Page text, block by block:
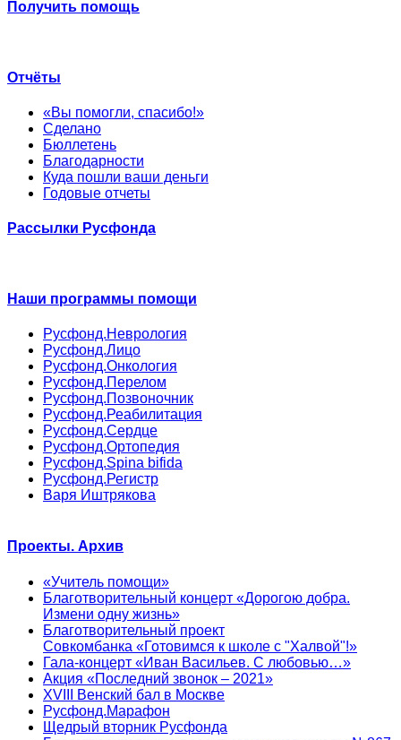
Получить помощь
Отчёты
«Вы помогли, спасибо!»
Сделано
Бюллетень
Благодарности
Куда пошли ваши деньги
Годовые отчеты
Рассылки Русфонда
Наши программы помощи
Русфонд.Неврология
Русфонд.Лицо
Русфонд.Онкология
Русфонд.Перелом
Русфонд.Позвоночник
Русфонд.Реабилитация
Русфонд.Сердце
Русфонд.Ортопедия
Русфонд.Spina bifida
Русфонд.Регистр
Варя Иштрякова
Проекты. Архив
«Учитель помощи»
Благотворительный концерт «Дорогою добра.
Измени одну жизнь»
Благотворительный проект
Совкомбанка «Готовимся к школе с "Халвой"!»
Гала-концерт «Иван Васильев. С любовью…»
Акция «Последний звонок – 2021»
XVIII Венский бал в Москве
Русфонд.Марафон
Щедрый вторник Русфонда